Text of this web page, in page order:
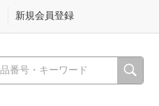
心おどる、瞬間を。通販・テ
新規会員登録